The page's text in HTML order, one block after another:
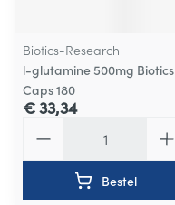
Biotics-Research
l-glutamine 500mg Biotics
Caps 180
€ 33,34
Bestel